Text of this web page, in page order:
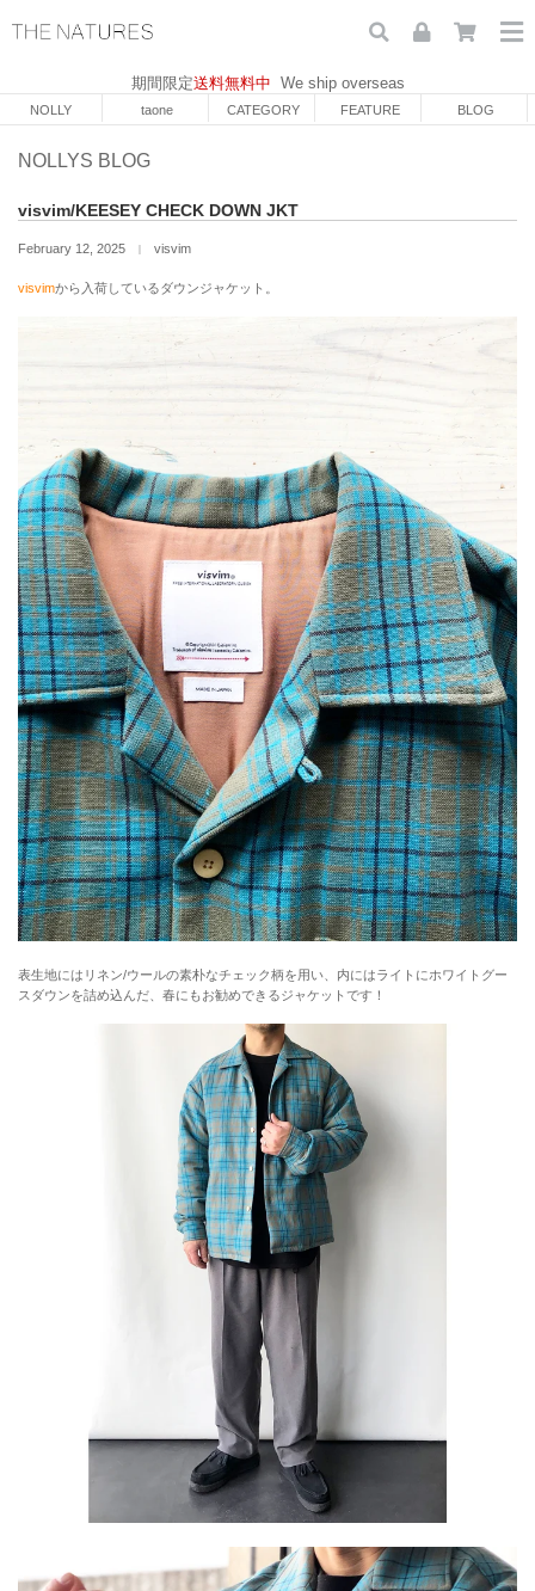
期間限定送料無料中 We ship overseas
NOLLY taone CATEGORY FEATURE BLOG
NOLLYS BLOG
visvim/KEESEY CHECK DOWN JKT
February 12, 2025 visvim
visvimから入荷しているダウンジャケット。
表生地にはリネン/ウールの素朴なチェック柄を用い、内にはライトにホワイトグー
スダウンを詰め込んだ、春にもお勧めできるジャケットです！